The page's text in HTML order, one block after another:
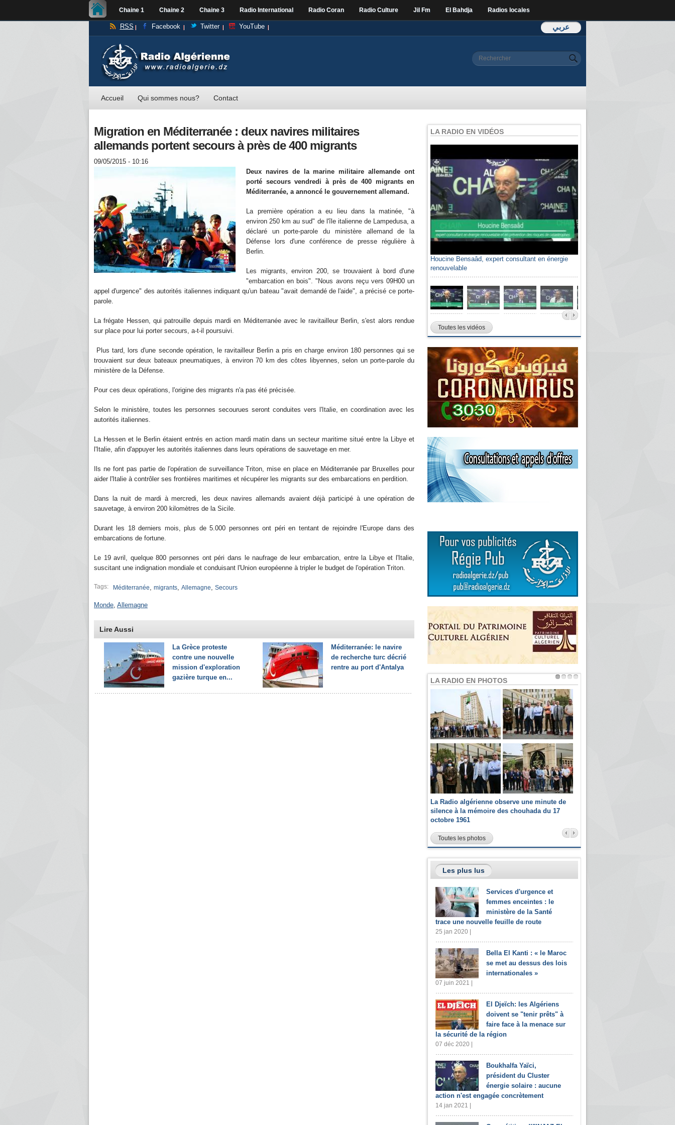
Chaine 1 Chaine 2 Chaine 3 Radio International Radio Coran Radio Culture Jil Fm El Bahdja Radios locales
عربي RSS Facebook Twitter YouTube
Formulaire de
Rechercher
Accueil Qui sommes nous? Contact
Migration en Méditerranée : deux navires militaires
allemands portent secours à près de 400 migrants
09/05/2015 - 10:16
Deux navires de la marine militaire allemande ont
porté secours vendredi à près de 400 migrants en
Méditerranée, a annoncé le gouvernement allemand.
La première opération a eu lieu dans la matinée, "à
environ 250 km au sud" de l'île italienne de Lampedusa, a
déclaré un porte-parole du ministère allemand de la
Défense lors d'une conférence de presse régulière à
Berlin.
Les migrants, environ 200, se trouvaient à bord d'une
"embarcation en bois". "Nous avons reçu vers 09H00 un
appel d'urgence" des autorités italiennes indiquant qu'un bateau "avait demandé de l'aide", a précisé ce porte-
parole.
La frégate Hessen, qui patrouille depuis mardi en Méditerranée avec le ravitailleur Berlin, s'est alors rendue
sur place pour lui porter secours, a-t-il poursuivi.
Plus tard, lors d'une seconde opération, le ravitailleur Berlin a pris en charge environ 180 personnes qui se
trouvaient sur deux bateaux pneumatiques, à environ 70 km des côtes libyennes, selon un porte-parole du
ministère de la Défense.
Pour ces deux opérations, l'origine des migrants n'a pas été précisée.
Selon le ministère, toutes les personnes secourues seront conduites vers l'Italie, en coordination avec les
autorités italiennes.
La Hessen et le Berlin étaient entrés en action mardi matin dans un secteur maritime situé entre la Libye et
l'Italie, afin d'appuyer les autorités italiennes dans leurs opérations de sauvetage en mer.
Ils ne font pas partie de l'opération de surveillance Triton, mise en place en Méditerranée par Bruxelles pour
aider l'Italie à contrôler ses frontières maritimes et récupérer les migrants sur des embarcations en perdition.
Dans la nuit de mardi à mercredi, les deux navires allemands avaient déjà participé à une opération de
sauvetage, à environ 200 kilomètres de la Sicile.
Durant les 18 derniers mois, plus de 5.000 personnes ont péri en tentant de rejoindre l'Europe dans des
embarcations de fortune.
Le 19 avril, quelque 800 personnes ont péri dans le naufrage de leur embarcation, entre la Libye et l'Italie,
suscitant une indignation mondiale et conduisant l'Union européenne à tripler le budget de l'opération Triton.
Tags: Méditerranée, migrants, Allemagne, Secours
Monde, Allemagne
Lire Aussi
La Grèce proteste
contre une nouvelle
mission d'exploration
gazière turque en...
Méditerranée: le navire
de recherche turc décrié
rentre au port d'Antalya
LA RADIO EN VIDÉOS
Houcine Bensaâd, expert consultant en énergie
renouvelable
Toutes les vidéos
LA RADIO EN PHOTOS
La Radio algérienne observe une minute de
silence à la mémoire des chouhada du 17
octobre 1961
Toutes les photos
Les plus lus
Services d'urgence et
femmes enceintes : le
ministère de la Santé
trace une nouvelle feuille de route
25 jan 2020 |
Bella El Kanti : « le Maroc
se met au dessus des lois
internationales »
07 juin 2021 |
El Djeïch: les Algériens
doivent se "tenir prêts" à
faire face à la menace sur
la sécurité de la région
07 déc 2020 |
Boukhalfa Yaïci,
président du Cluster
énergie solaire : aucune
action n'est engagée concrètement
14 jan 2021 |